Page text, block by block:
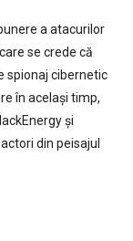
a atacurilor
se crede că
spionaj cibernetic
în același timp,
și
din peisajul